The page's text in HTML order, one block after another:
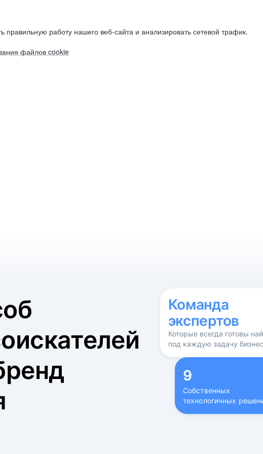
работу нашего веб-сайта и анализировать сетевой трафик.
файлов cookie
Команда
экспертов
Которые всегда готовы
под каждую задачу
9
Собственных
технологичных